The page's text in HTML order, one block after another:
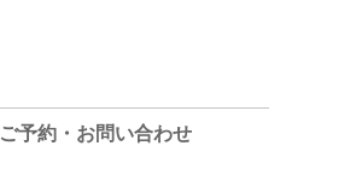
ご予約・お問い合わせ